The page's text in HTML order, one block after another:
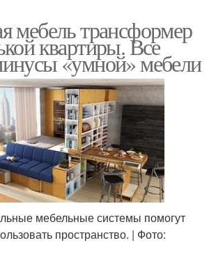
мебель трансформер
квартиры. Все
«умной» мебели
мебельные системы помогут
пространство. | Фото: